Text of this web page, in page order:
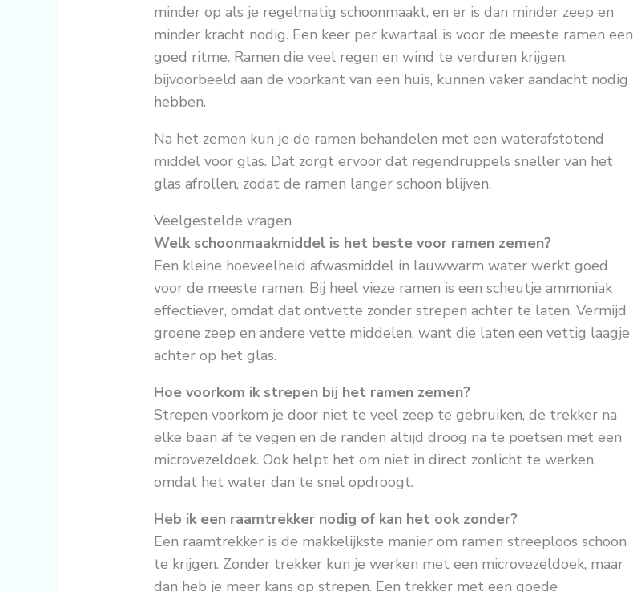
minder op als je regelmatig schoonmaakt, en er is dan minder zeep en
minder kracht nodig. Een keer per kwartaal is voor de meeste ramen een
goed ritme. Ramen die veel regen en wind te verduren krijgen,
bijvoorbeeld aan de voorkant van een huis, kunnen vaker aandacht nodig
hebben.
Na het zemen kun je de ramen behandelen met een waterafstotend
middel voor glas. Dat zorgt ervoor dat regendruppels sneller van het
glas afrollen, zodat de ramen langer schoon blijven.
Veelgestelde vragen
Welk schoonmaakmiddel is het beste voor ramen zemen?
Een kleine hoeveelheid afwasmiddel in lauwwarm water werkt goed
voor de meeste ramen. Bij heel vieze ramen is een scheutje ammoniak
effectiever, omdat dat ontvette zonder strepen achter te laten. Vermijd
groene zeep en andere vette middelen, want die laten een vettig laagje
achter op het glas.
Hoe voorkom ik strepen bij het ramen zemen?
Strepen voorkom je door niet te veel zeep te gebruiken, de trekker na
elke baan af te vegen en de randen altijd droog na te poetsen met een
microvezeldoek. Ook helpt het om niet in direct zonlicht te werken,
omdat het water dan te snel opdroogt.
Heb ik een raamtrekker nodig of kan het ook zonder?
Een raamtrekker is de makkelijkste manier om ramen streeploos schoon
te krijgen. Zonder trekker kun je werken met een microvezeldoek, maar
dan heb je meer kans op strepen. Een trekker met een goede